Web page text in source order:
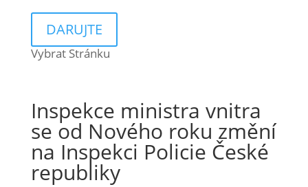
DARUJTE
Vybrat Stránku
Inspekce ministra vnitra
se od Nového roku změní
na Inspekci Policie České
republiky